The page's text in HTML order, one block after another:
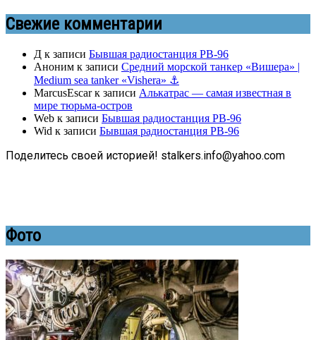
Свежие комментарии
Д к записи Бывшая радиостанция РВ-96
Аноним к записи Средний морской танкер «Вишера» |
Medium sea tanker «Vishera» ⚓
MarcusEscarк записи Алькатрас — самая известная в
мире тюрьма-остров
Web к записи Бывшая радиостанция РВ-96
Wid к записи Бывшая радиостанция РВ-96
Поделитесь своей историей! stalkers.info@yahoo.com
Фото